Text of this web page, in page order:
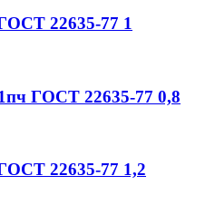
22635-77 1
ГОСТ 22635-77 0,8
22635-77 1,2